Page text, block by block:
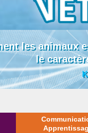
les animaux
le